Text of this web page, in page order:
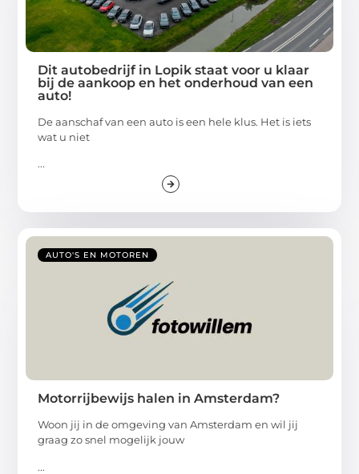
Dit autobedrijf in Lopik staat voor u klaar
bij de aankoop en het onderhoud van een
auto!
De aanschaf van een auto is een hele klus. Het is iets
wat u niet
...
AUTO'S EN MOTOREN
Motorrijbewijs halen in Amsterdam?
Woon jij in de omgeving van Amsterdam en wil jij
graag zo snel mogelijk jouw
...